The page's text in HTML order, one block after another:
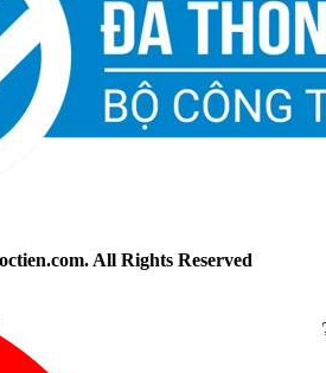
All Rights Reserved
(8h00 - 21h30)
(8h00 -